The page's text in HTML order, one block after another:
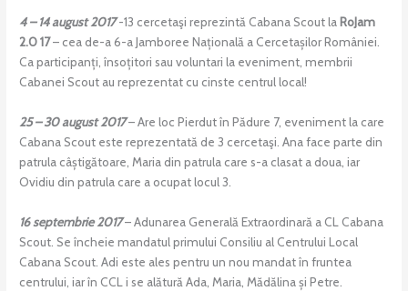
4 – 14 august 2017-13 cercetaşi reprezintă Cabana Scout la RoJam
2.0 17– cea de-a 6-a Jamboree Națională a Cercetașilor României.
Ca participanți, însoțitori sau voluntari la eveniment, membrii
Cabanei Scout au reprezentat cu cinste centrul local!
25 – 30 august 2017– Are loc Pierdut în Pădure 7, eveniment la care
Cabana Scout este reprezentată de 3 cercetaşi. Ana face parte din
patrula câștigătoare, Maria din patrula care s-a clasat a doua, iar
Ovidiu din patrula care a ocupat locul 3.
16 septembrie 2017– Adunarea Generală Extraordinară a CL Cabana
Scout. Se încheie mandatul primului Consiliu al Centrului Local
Cabana Scout. Adi este ales pentru un nou mandat în fruntea
centrului, iar în CCL i se alătură Ada, Maria, Mădălina și Petre.